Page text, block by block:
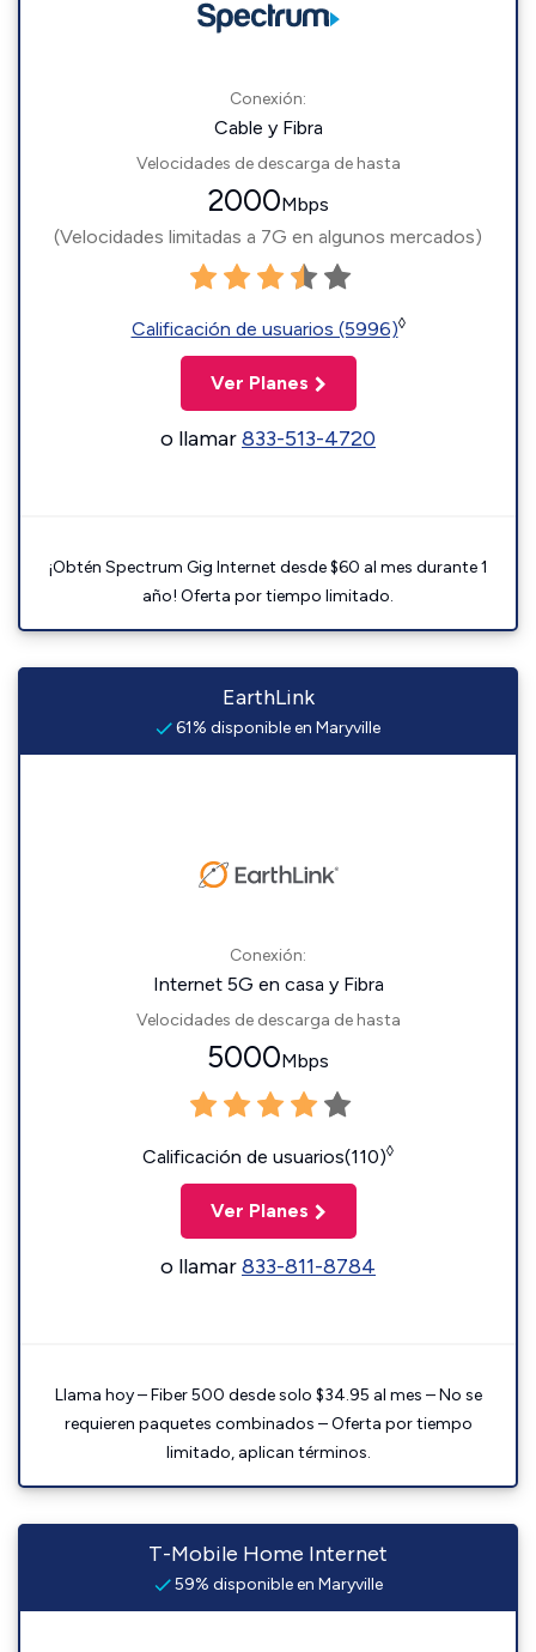
Conexión:
Cable y Fibra
Velocidades de descarga de hasta
2000Mbps
(Velocidades limitadas a 7G en algunos mercados)
Calificación de usuarios (5996)◊
Ver Planes
o llamar833-513-4720
¡Obtén Spectrum Gig Internet desde $60 al mes durante 1
año! Oferta por tiempo limitado.
EarthLink
61% disponible en Maryville
Conexión:
Internet 5G en casa y Fibra
Velocidades de descarga de hasta
5000Mbps
Calificación de usuarios(110)◊
Ver Planes
o llamar833-811-8784
Llama hoy – Fiber 500 desde solo $34.95 al mes – No se
requieren paquetes combinados – Oferta por tiempo
limitado, aplican términos.
T-Mobile Home Internet
59% disponible en Maryville